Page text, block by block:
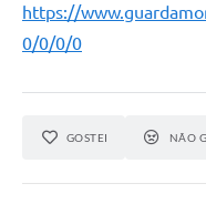
https://
0/0/0/0
GOSTEI NÃO